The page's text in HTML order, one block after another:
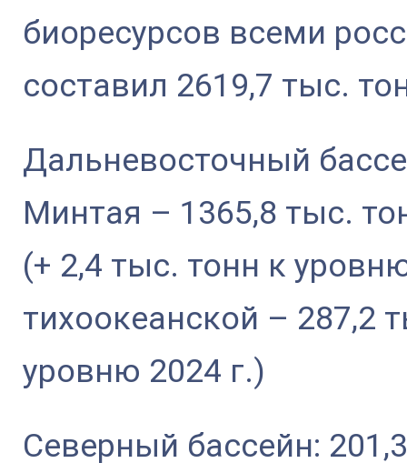
биоресурсов всеми
составил 2619,7 тыс.
Дальневосточный
Минтая – 1365,8 тыс.
(+ 2,4 тыс. тонн к
тихоокеанской – 287,2
уровню 2024 г.)
Северный бассейн: